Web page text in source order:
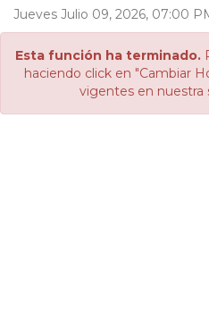
Jueves Julio 09, 2026, 07:00
Esta función ha terminado.
haciendo click en "Cambiar
vigentes en nuestra